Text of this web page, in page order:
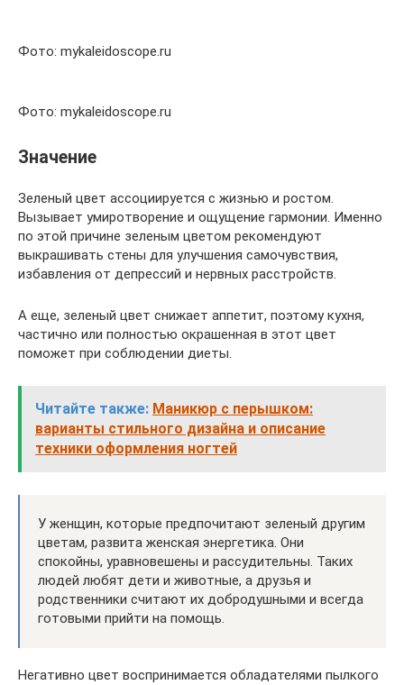
Фото: mykaleidoscope.ru
Фото: mykaleidoscope.ru
Значение
Зеленый цвет ассоциируется с жизнью и ростом.
Вызывает умиротворение и ощущение гармонии. Именно
по этой причине зеленым цветом рекомендуют
выкрашивать стены для улучшения самочувствия,
избавления от депрессий и нервных расстройств.
А еще, зеленый цвет снижает аппетит, поэтому кухня,
частично или полностью окрашенная в этот цвет
поможет при соблюдении диеты.
Читайте также: Маникюр с перышком:
варианты стильного дизайна и описание
техники оформления ногтей
У женщин, которые предпочитают зеленый другим
цветам, развита женская энергетика. Они
спокойны, уравновешены и рассудительны. Таких
людей любят дети и животные, а друзья и
родственники считают их добродушными и всегда
готовыми прийти на помощь.
Негативно цвет воспринимается обладателями пылкого